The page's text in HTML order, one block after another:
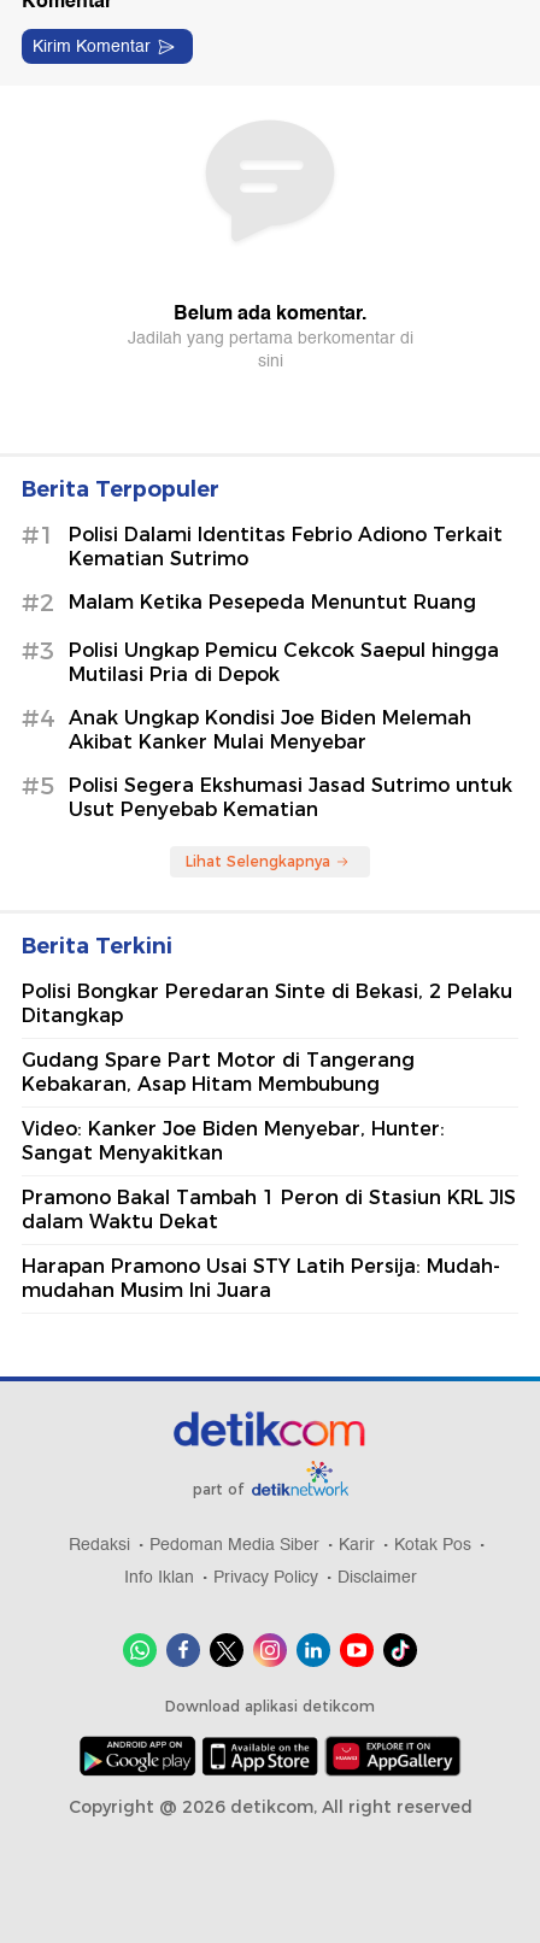
Berita Terpopuler
#1
Polisi Dalami Identitas Febrio Adiono Terkait
Kematian Sutrimo
#2 Malam Ketika Pesepeda Menuntut Ruang
#3
Polisi Ungkap Pemicu Cekcok Saepul hingga
Mutilasi Pria di Depok
#4
Anak Ungkap Kondisi Joe Biden Melemah
Akibat Kanker Mulai Menyebar
#5
Polisi Segera Ekshumasi Jasad Sutrimo untuk
Usut Penyebab Kematian
Lihat Selengkapnya
Berita Terkini
Polisi Bongkar Peredaran Sinte di Bekasi, 2 Pelaku
Ditangkap
Gudang Spare Part Motor di Tangerang
Kebakaran, Asap Hitam Membubung
Video: Kanker Joe Biden Menyebar, Hunter:
Sangat Menyakitkan
Pramono Bakal Tambah 1 Peron di Stasiun KRL JIS
dalam Waktu Dekat
Harapan Pramono Usai STY Latih Persija: Mudah-
mudahan Musim Ini Juara
part of
Redaksi Pedoman Media Siber Karir
Kotak Pos
Info Iklan
Privacy Policy Disclaimer
Download aplikasi detikcom
Copyright @ 2026 detikcom, All right reserved